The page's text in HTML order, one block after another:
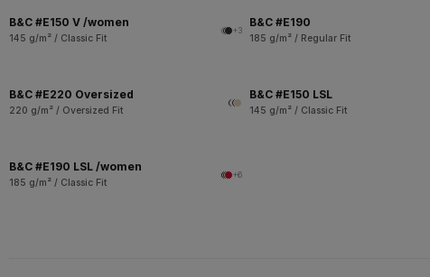
B&C #E150 V /women
145 g/m² / Classic Fit
+3
B&C #E190
185 g/m² / Regular Fit
B&C #E220 Oversized
220 g/m² / Oversized Fit
B&C #E150 LSL
145 g/m² / Classic Fit
B&C #E190 LSL /women
185 g/m² / Classic Fit
+6